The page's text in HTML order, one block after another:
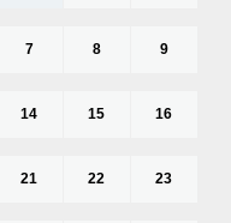
7 8 9
14 15 16
21 22 23